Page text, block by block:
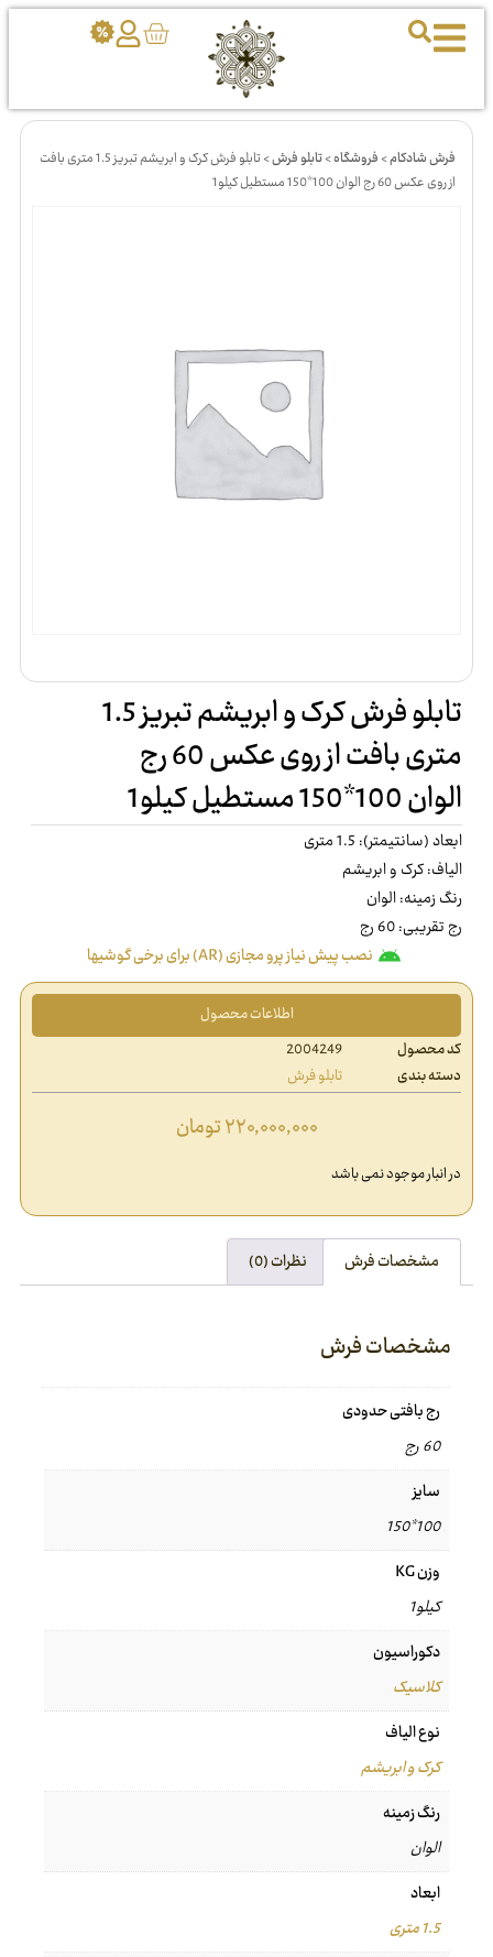
فرش شادکام>فروشگاه>تابلو فرش>
تابلو فرش کرک و ابریشم تبریز 1.5 متری بافت
از روی عکس 60 رج الوان 100*150 مستطیل کیلو1
تابلو فرش کرک و ابریشم تبریز 1.5
متری بافت از روی عکس 60 رج
الوان 100*150 مستطیل کیلو1
ابعاد (سانتیمتر): 1.5 متری
الیاف: کرک و ابریشم
رنگ زمینه: الوان
رج تقریبی: 60 رج
نصب پیش نیاز پرو مجازی (AR) برای برخی گوشیها
اطلاعات محصول
کد محصول
2004249
دسته بندی
تابلو فرش
۲۲۰,۰۰۰,۰۰۰تومان
در انبار موجود نمی باشد
مشخصات فرش نظرات (0)
مشخصات فرش
رج بافتی حدودی
60 رج
سایز
100*150
وزن KG
کیلو1
دکوراسیون
کلاسیک
نوع الیاف
کرک و ابریشم
رنگ زمینه
الوان
ابعاد
1.5 متری